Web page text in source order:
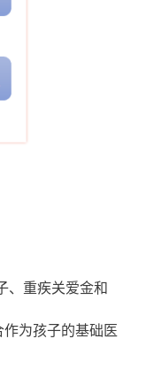
、重疾关爱金和
为孩子的基础医